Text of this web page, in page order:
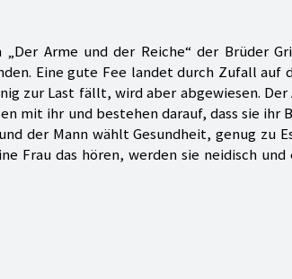
Arme und der Reiche“ der Brüder
Eine gute Fee landet durch Zufall auf
zur Last fällt, wird aber abgewiesen. Der
mit ihr und bestehen darauf, dass sie ihr
der Mann wählt Gesundheit, genug zu
Frau das hören, werden sie neidisch und